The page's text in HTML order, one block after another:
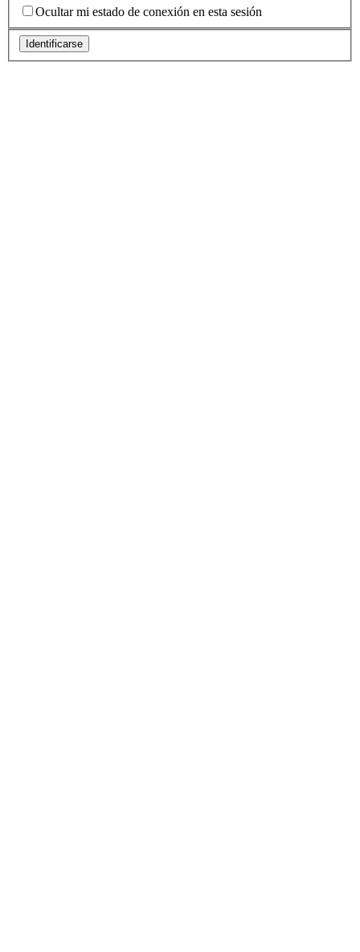
Ocultar mi estado de conexión en esta sesión